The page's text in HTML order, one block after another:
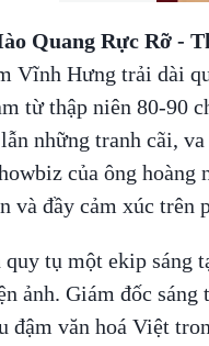
Quang Rực Rỡ -
Vĩnh Hưng trải dài
từ thập niên 80-90
những tranh cãi,
của ông hoàng
và đầy cảm xúc trên
tụ một ekip sáng
ảnh. Giám đốc sáng
đậm văn hoá Việt